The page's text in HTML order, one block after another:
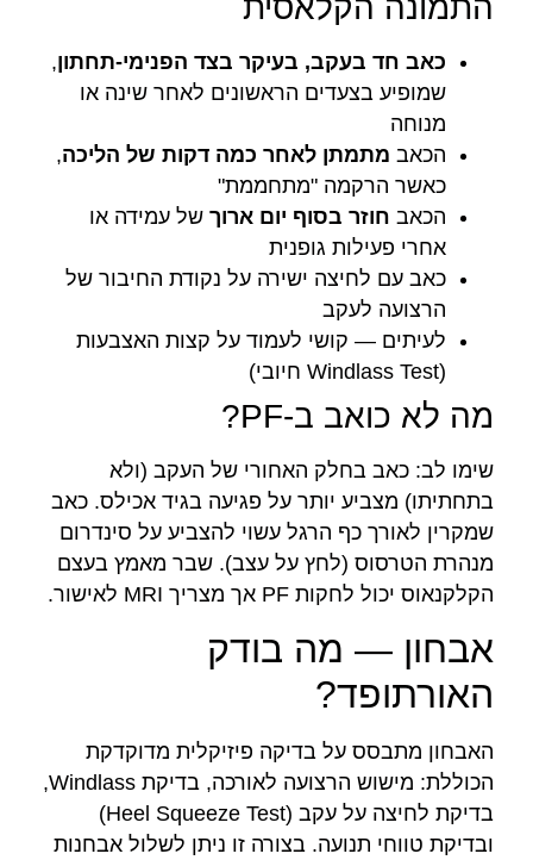
כאב חד בעקב, בעיקר בצד הפנימי-תחתון,
שמופיע בצעדים הראשונים לאחר שינה או
מנוחה
הכאב מתמתן לאחר כמה דקות של הליכה,
כאשר הרקמה "מתחממת"
הכאב חוזר בסוף יום ארוך של עמידה או
אחרי פעילות גופנית
כאב עם לחיצה ישירה על נקודת החיבור של
הרצועה לעקב
לעיתים — קושי לעמוד על קצות האצבעות
(Windlass Test חיובי)
מה לא כואב ב-PF?
שימו לב: כאב בחלק האחורי של העקב (ולא
בתחתיתו) מצביע יותר על פגיעה בגיד אכילס. כאב
שמקרין לאורך כף הרגל עשוי להצביע על סינדרום
מנהרת הטרסוס (לחץ על עצב). שבר מאמץ בעצם
הקלקנאוס יכול לחקות PF אך מצריך MRI לאישור.
אבחון — מה בודק
האורתופד?
האבחון מתבסס על בדיקה פיזיקלית מדוקדקת
הכוללת: מישוש הרצועה לאורכה, בדיקת Windlass,
בדיקת לחיצה על עקב (Heel Squeeze Test)
ובדיקת טווחי תנועה. בצורה זו ניתן לשלול אבחנות